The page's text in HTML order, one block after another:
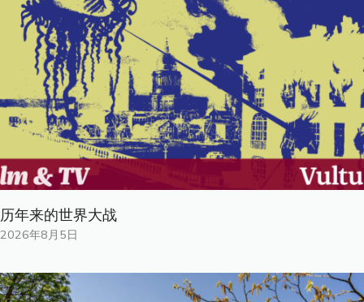
历年来的世界大战
2026年8月5日